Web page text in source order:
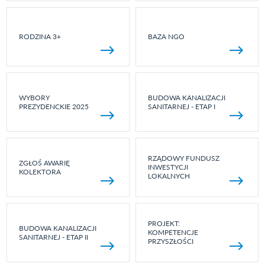
RODZINA 3+ BAZA NGO
WYBORY
PREZYDENCKIE 2025
BUDOWA KANALIZACJI
SANITARNEJ - ETAP I
ZGŁOŚ AWARIĘ
KOLEKTORA
RZĄDOWY FUNDUSZ
INWESTYCJI
LOKALNYCH
BUDOWA KANALIZACJI
SANITARNEJ - ETAP II
PROJEKT:
KOMPETENCJE
PRZYSZŁOŚCI